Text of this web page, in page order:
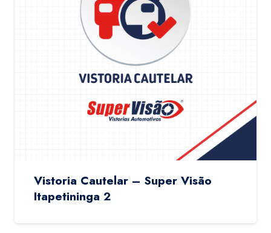
Vistoria Cautelar – Super Visão
Itapetininga 2